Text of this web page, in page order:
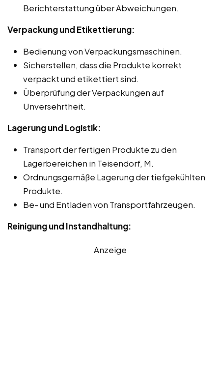
Berichterstattung über Abweichungen.
Verpackung und Etikettierung:
Bedienung von Verpackungsmaschinen.
Sicherstellen, dass die Produkte korrekt
verpackt und etikettiert sind.
Überprüfung der Verpackungen auf
Unversehrtheit.
Lagerung und Logistik:
Transport der fertigen Produkte zu den
Lagerbereichen in Teisendorf, M.
Ordnungsgemäße Lagerung der tiefgekühlten
Produkte.
Be- und Entladen von Transportfahrzeugen.
Reinigung und Instandhaltung:
Anzeige